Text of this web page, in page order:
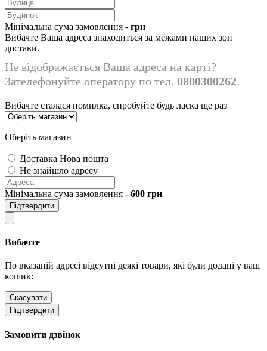
Мінімальна сума замовлення - грн
Вибачте Ваша адреса знаходиться за межами наших зон
достави.
Не відображається Ваша адреса на карті?
Зателефонуйте оператору по тел. 0800300262.
Вибачте сталася помилка, спробуйте будь ласка ще раз
Оберіть магазин
Доставка Нова пошта
Не знайшло адресу
Мінімальна сума замовлення - 600 грн
Підтвердити
Вибачте
По вказаній адресі відсутні деякі товари, які були додані у ваш
кошик:
Скасувати
Підтвердити
Замовити дзвінок